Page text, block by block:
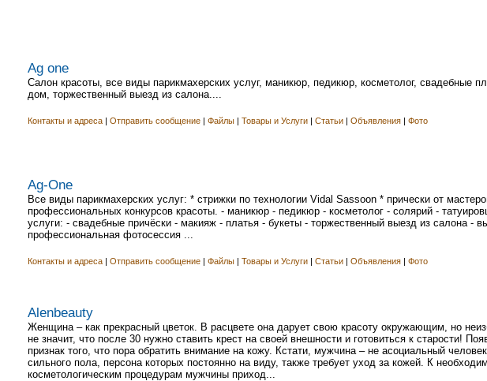
Ag one
Салон красоты, все виды парикмахерских услуг, маникюр, педикюр, косметолог, свадебные
дом, торжественный выезд из салона....
Контакты и адреса Отправить сообщение Файлы Товары и Услуги Статьи Объявления Фото
Ag-One
Все виды парикмахерских услуг: * cтрижки по технологии Vidal Sassoon * прически от
профессиональных конкурсов красоты. - маникюр - педикюр - косметолог - солярий -
услуги: - свадебные причёски - макияж - платья - букеты - торжественный выезд из салона -
профессиональная фотосессия ...
Контакты и адреса Отправить сообщение Файлы Товары и Услуги Статьи Объявления Фото
Alenbeauty
Женщина – как прекрасный цветок. В расцвете она дарует свою красоту окружающим, но
не значит, что после 30 нужно ставить крест на своей внешности и готовиться к старости!
признак того, что пора обратить внимание на кожу. Кстати, мужчина – не асоциальный
сильного пола, персона которых постоянно на виду, также требует уход за кожей. К
косметологическим процедурам мужчины приход...